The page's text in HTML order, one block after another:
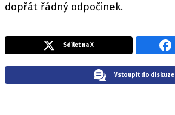
dopřát řádný odpočinek.
Sdílet na X
Vstoupit do diskuze